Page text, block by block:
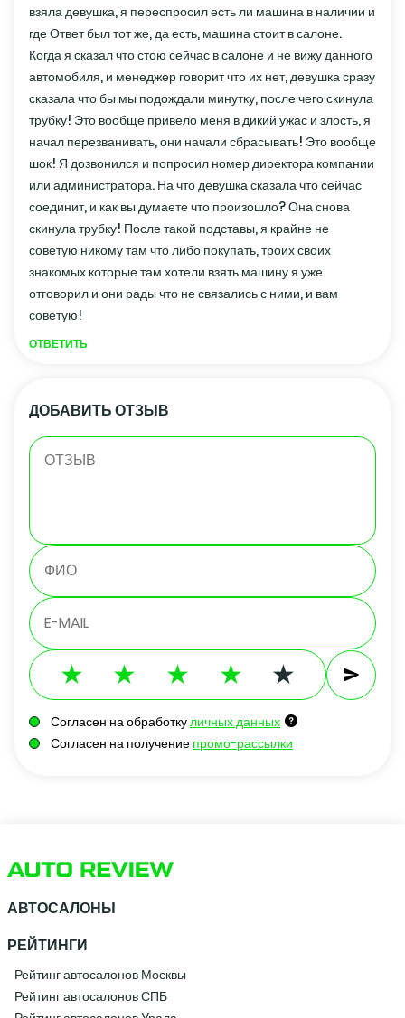
взяла девушка, я переспросил есть ли машина в наличии и
где Ответ был тот же, да есть, машина стоит в салоне.
Когда я сказал что стою сейчас в салоне и не вижу данного
автомобиля, и менеджер говорит что их нет, девушка сразу
сказала что бы мы подождали минутку, после чего скинула
трубку! Это вообще привело меня в дикий ужас и злость, я
начал перезванивать, они начали сбрасывать! Это вообще
шок! Я дозвонился и попросил номер директора компании
или администратора. На что девушка сказала что сейчас
соединит, и как вы думаете что произошло? Она снова
скинула трубку! После такой подставы, я крайне не
советую никому там что либо покупать, троих своих
знакомых которые там хотели взять машину я уже
отговорил и они рады что не связались с ними, и вам
советую!
ОТВЕТИТЬ
ДОБАВИТЬ ОТЗЫВ
Согласен на обработкуличных данных
Согласен на получение промо-рассылки
АВТОСАЛОНЫ
РЕЙТИНГИ
Рейтинг автосалонов Москвы
Рейтинг автосалонов СПБ